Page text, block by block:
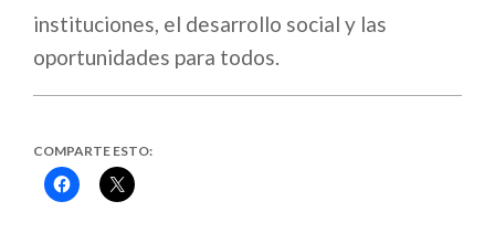
instituciones, el desarrollo social y las
oportunidades para todos.
COMPARTE ESTO:
Haz
clic
Haz
clic